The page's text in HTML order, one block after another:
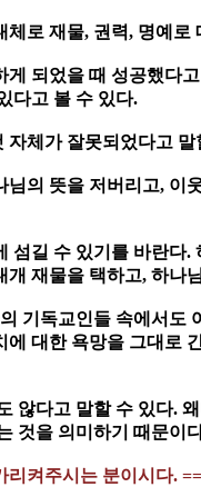
로 재물, 권력, 명예로
되었을 때 성공했다
다고 볼 수 있다.
체가 잘못되었다고
의 뜻을 저버리고,
섬길 수 있기를 바란
재물을 택하고, 하나
기독교인들 속에서도
대한 욕망을 그대로
않다고 말할 수 있다.
것을 의미하기 때문이
켜주시는 분이시다.